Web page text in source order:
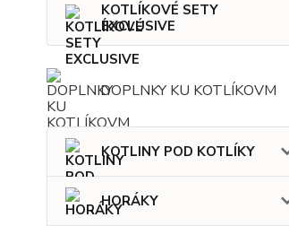
KOTLÍKOVÉ SETY
EXCLUSIVE
DOPLNKY KU KOTLÍKOVM
KOTLINY POD KOTLÍKY
HORÁKY